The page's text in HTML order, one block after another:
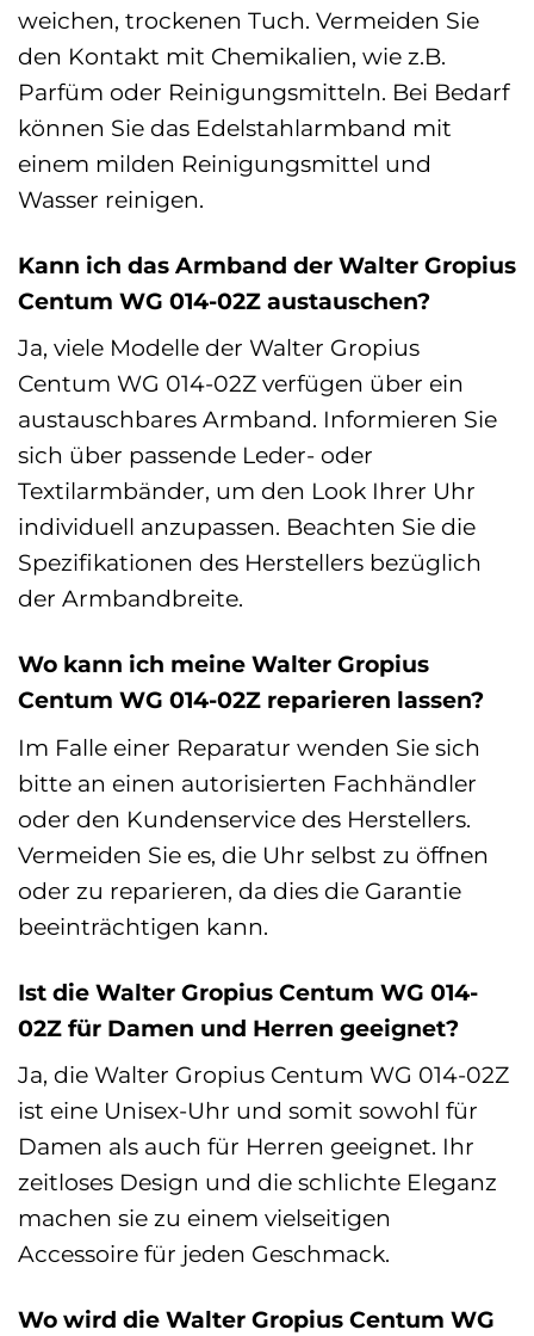
weichen, trockenen Tuch. Vermeiden Sie
den Kontakt mit Chemikalien, wie z.B.
Parfüm oder Reinigungsmitteln. Bei Bedarf
können Sie das Edelstahlarmband mit
einem milden Reinigungsmittel und
Wasser reinigen.
Kann ich das Armband der Walter Gropius
Centum WG 014-02Z austauschen?
Ja, viele Modelle der Walter Gropius
Centum WG 014-02Z verfügen über ein
austauschbares Armband. Informieren Sie
sich über passende Leder- oder
Textilarmbänder, um den Look Ihrer Uhr
individuell anzupassen. Beachten Sie die
Spezifikationen des Herstellers bezüglich
der Armbandbreite.
Wo kann ich meine Walter Gropius
Centum WG 014-02Z reparieren lassen?
Im Falle einer Reparatur wenden Sie sich
bitte an einen autorisierten Fachhändler
oder den Kundenservice des Herstellers.
Vermeiden Sie es, die Uhr selbst zu öffnen
oder zu reparieren, da dies die Garantie
beeinträchtigen kann.
Ist die Walter Gropius Centum WG 014-
02Z für Damen und Herren geeignet?
Ja, die Walter Gropius Centum WG 014-02Z
ist eine Unisex-Uhr und somit sowohl für
Damen als auch für Herren geeignet. Ihr
zeitloses Design und die schlichte Eleganz
machen sie zu einem vielseitigen
Accessoire für jeden Geschmack.
Wo wird die Walter Gropius Centum WG